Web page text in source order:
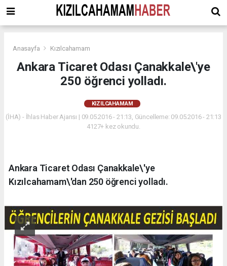
Anasayfa Kızılcahamam
Ankara Ticaret Odası Çanakkale\'ye
250 öğrenci yolladı.
KIZILCAHAMAM
(İHA) - İhlas Haber Ajansı | 09.05.2016 - 21:13, Güncelleme: 09.05.2016 - 21:13
4127+ kez okundu.
Ankara Ticaret Odası Çanakkale\'ye
Kızılcahamam\'dan 250 öğrenci yolladı.